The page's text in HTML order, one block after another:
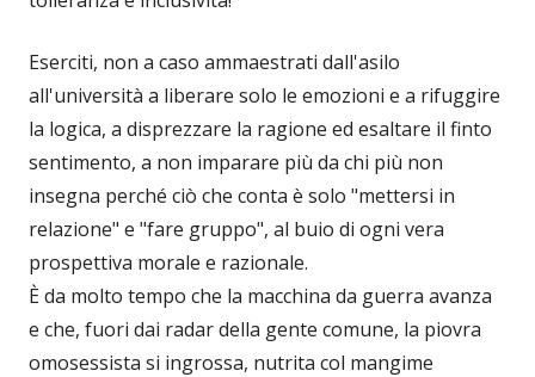
Eserciti, non a caso ammaestrati dall'asilo
all'università a liberare solo le emozioni e a rifuggire
la logica, a disprezzare la ragione ed esaltare il finto
sentimento, a non imparare più da chi più non
insegna perché ciò che conta è solo "mettersi in
relazione" e "fare gruppo", al buio di ogni vera
prospettiva morale e razionale.
È da molto tempo che la macchina da guerra avanza
e che, fuori dai radar della gente comune, la piovra
omosessista si ingrossa, nutrita col mangime